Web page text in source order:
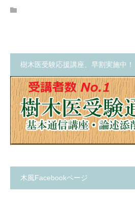
樹木医受験応援講座、早割実施中！
木風Facebookページ